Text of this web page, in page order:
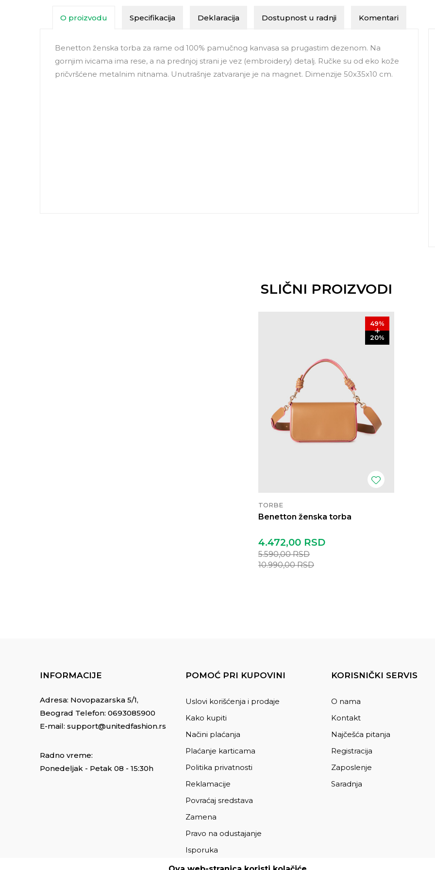
O proizvodu Specifikacija Deklaracija Dostupnost u radnji Komentari
Benetton ženska torba za rame od 100% pamučnog kanvasa sa prugastim dezenom. Na
gornjim ivicama ima rese, a na prednjoj strani je vez (embroidery) detalj. Ručke su od eko kože
pričvršćene metalnim nitnama. Unutrašnje zatvaranje je na magnet. Dimenzije 50x35x10 cm.
SLIČNI PROIZVODI
49%
20%
TORBE
Benetton ženska torba
4.472,00 RSD
5.590,00RSD
10.990,00RSD
INFORMACIJE
Adresa: Novopazarska 5/1,
Beograd Telefon: 0693085900
E-mail: support@unitedfashion.rs
Radno vreme:
Ponedeljak - Petak 08 - 15:30h
POMOĆ PRI KUPOVINI
Uslovi korišćenja i prodaje
Kako kupiti
Načini plaćanja
Plaćanje karticama
Politika privatnosti
Reklamacije
Povraćaj sredstava
Zamena
Pravo na odustajanje
Isporuka
KORISNIČKI SERVIS
O nama
Kontakt
Najčešća pitanja
Registracija
Zaposlenje
Saradnja